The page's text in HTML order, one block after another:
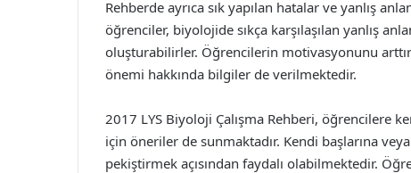
Rehberde ayrıca sık yapılan hatalar ve yanlış
öğrenciler, biyolojide sıkça karşılaşılan yanlış
oluşturabilirler. Öğrencilerin motivasyonunu
önemi hakkında bilgiler de verilmektedir.
2017 LYS Biyoloji Çalışma Rehberi, öğrencilere
için öneriler de sunmaktadır. Kendi başlarına
pekiştirmek açısından faydalı olabilmektedir.